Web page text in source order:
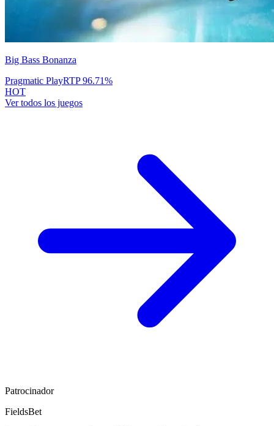
Big Bass Bonanza
Pragmatic PlayRTP96.71%
HOT
Ver todos los juegos
Patrocinador
FieldsBet